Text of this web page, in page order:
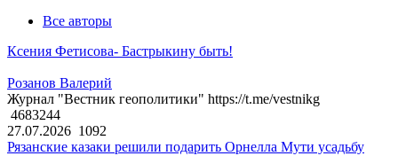
Все авторы
Ксения Фетисова- Бастрыкину быть!
Розанов Валерий
Журнал "Вестник геополитики" https://t.me/vestnikg
4683244
27.07.2026 1092
Рязанские казаки решили подарить Орнелла Мути усадьбу